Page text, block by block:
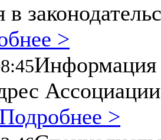
>
Информация
Подробнее >